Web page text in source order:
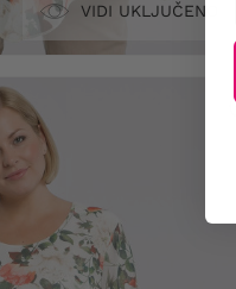
VIDI UKLJUČENO